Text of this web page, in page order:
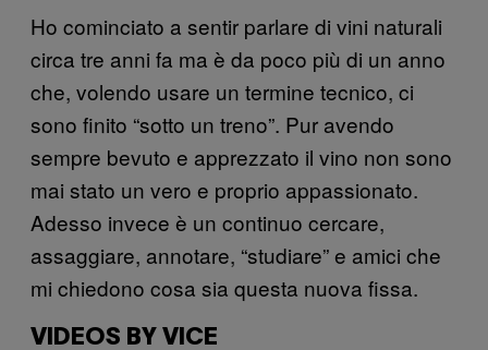
Ho cominciato a sentir parlare di vini naturali
circa tre anni fa ma è da poco più di un anno
che, volendo usare un termine tecnico, ci
sono finito “sotto un treno”. Pur avendo
sempre bevuto e apprezzato il vino non sono
mai stato un vero e proprio appassionato.
Adesso invece è un continuo cercare,
assaggiare, annotare, “studiare” e amici che
mi chiedono cosa sia questa nuova fissa.
VIDEOS BY VICE